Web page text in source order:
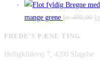
pris
mange grene kr.480,00
FREDE’S PÆNE TING
Helligkildevej 7, 4200 Slagelse